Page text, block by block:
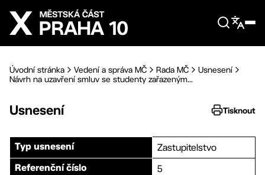
Přejít na hlavní obsah
Úvodní stránka Vedení a správa MČ Rada MČ
Usnesení
Návrh na uzavření smluv se studenty zařazeným...
Usnesení Tisknout
Typ usnesení Zastupitelstvo
Referenční číslo 5